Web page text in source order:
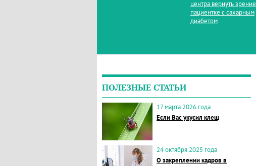
центра вернуть зрение
пациентке с сахарным
диабетом
ПОЛЕЗНЫЕ СТАТЬИ
17 марта 2026 года
Если Вас укусил клещ
24 октября 2025 года
О закреплении кадров в